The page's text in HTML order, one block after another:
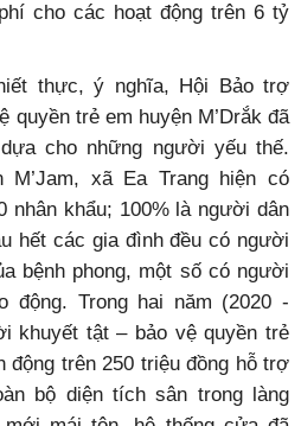
cho các hoạt động trên 6 tỷ
thực, ý nghĩa, Hội Bảo trợ
quyền trẻ em huyện M’Drắk đã
cho những người yếu thế.
M’Jam, xã Ea Trang hiện có
nhân khẩu; 100% là người dân
hết các gia đình đều có người
bệnh phong, một số có người
động. Trong hai năm (2020 -
khuyết tật – bảo vệ quyền trẻ
động trên 250 triệu đồng hỗ trợ
bộ diện tích sân trong làng